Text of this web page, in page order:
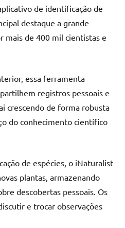
de identificação de
destaque a grande
mais de 400 mil cientistas e
essa ferramenta
registros pessoais e
crescendo de forma robusta
do conhecimento científico
de espécies, o iNaturalist
plantas, armazenando
descobertas pessoais. Os
e trocar observações